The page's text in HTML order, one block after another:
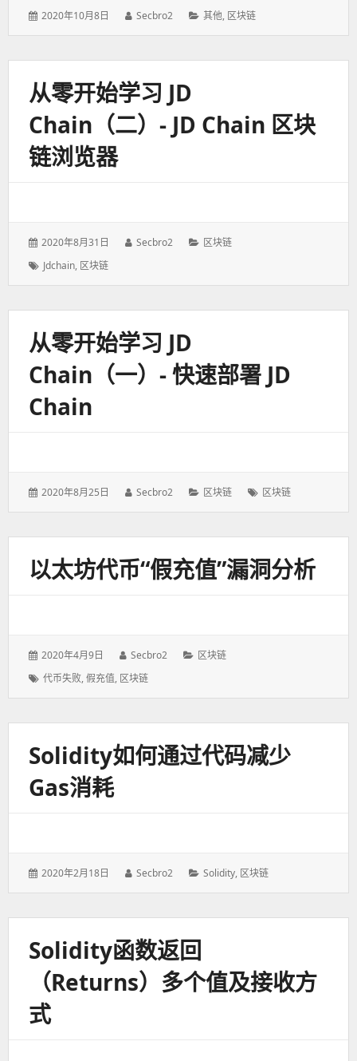
发
2020年10月8日
作
Secbro2
分
其他, 区块链
从零开始学习 JD
Chain（二）- JD Chain 区块
链浏览器
发
于：
2020年8月31日
作
Secbro2
分
区块链
标
Jdchain, 区块链
从零开始学习 JD
Chain（一）- 快速部署 JD
Chain
发
2020年8月25日
作
Secbro2
分
区块链
标
区块链
以太坊代币“假充值”漏洞分析
发
表
于：
2020年4月9日
作
者：
Secbro2
分
区块链
标
代币失败,假充值, 区块链
Solidity如何通过代码减少
Gas消耗
发
2020年2月18日
作
Secbro2
分
Solidity, 区块链
Solidity函数返回
（returns）多个值及接收方
式